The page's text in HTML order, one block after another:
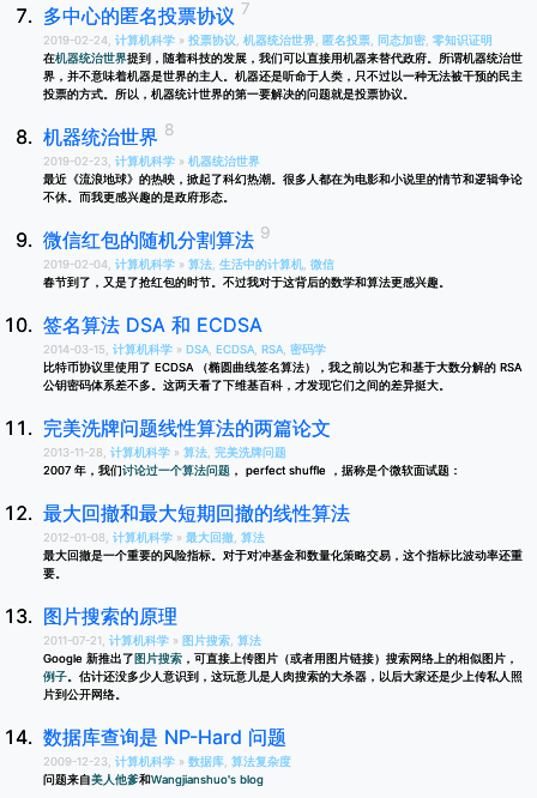
多中心的匿名投票协议
2019-02-24, 计算机科学 » 投票协议, 机器统治世界, 匿名投票, 同态加密, 零知识证明
在机器统治世界提到，随着科技的发展，我们可以直接用机器来替代政府。所谓机器统治世
界，并不意味着机器是世界的主人。机器还是听命于人类，只不过以一种无法被干预的民主
投票的方式。所以，机器统计世界的第一要解决的问题就是投票协议。
机器统治世界
2019-02-23, 计算机科学 » 机器统治世界
最近《流浪地球》的热映，掀起了科幻热潮。很多人都在为电影和小说里的情节和逻辑争论
不休。而我更感兴趣的是政府形态。
微信红包的随机分割算法
2019-02-04, 计算机科学 » 算法, 生活中的计算机, 微信
春节到了，又是了抢红包的时节。不过我对于这背后的数学和算法更感兴趣。
签名算法 DSA 和 ECDSA
2014-03-15, 计算机科学 » DSA, ECDSA, RSA, 密码学
比特币协议里使用了 ECDSA （椭圆曲线签名算法），我之前以为它和基于大数分解的 RSA
公钥密码体系差不多。这两天看了下维基百科，才发现它们之间的差异挺大。
完美洗牌问题线性算法的两篇论文
2013-11-28, 计算机科学 » 算法, 完美洗牌问题
2007 年，我们讨论过一个算法问题 ， perfect shuffle ，据称是个微软面试题：
最大回撤和最大短期回撤的线性算法
2012-01-08, 计算机科学 » 最大回撤, 算法
最大回撤是一个重要的风险指标。对于对冲基金和数量化策略交易，这个指标比波动率还重
要。
图片搜索的原理
2011-07-21, 计算机科学 » 图片搜索, 算法
Google 新推出了图片搜索 ，可直接上传图片（或者用图片链接）搜索网络上的相似图片，
例子。估计还没多少人意识到，这玩意儿是人肉搜索的大杀器，以后大家还是少上传私人照
片到公开网络。
数据库查询是 NP-Hard 问题
2009-12-23, 计算机科学 » 数据库, 算法复杂度
问题来自美人他爹和Wangjianshuo's blog